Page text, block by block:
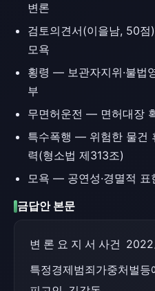
변론
검토의견서(이을남, 50점
모욕
횡령 — 보관자지위·불법
부
무면허운전 — 면허대장
특수폭행 — 위험한 물건
력(형소법 제313조)
모욕 — 공연성·경멸적 표
금답안 본문
변 론 요 지 서 사건
특정경제범죄가중처벌